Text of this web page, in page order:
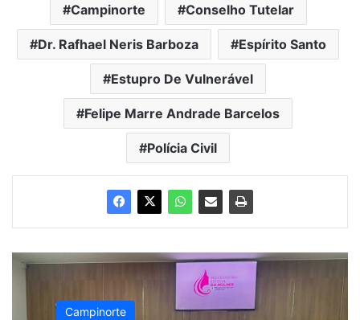
Campinorte Conselho Tutelar
Dr. Rafhael Neris Barboza Espírito Santo
Estupro De Vulnerável
Felipe Marre Andrade Barcelos
Polícia Civil
Campinorte